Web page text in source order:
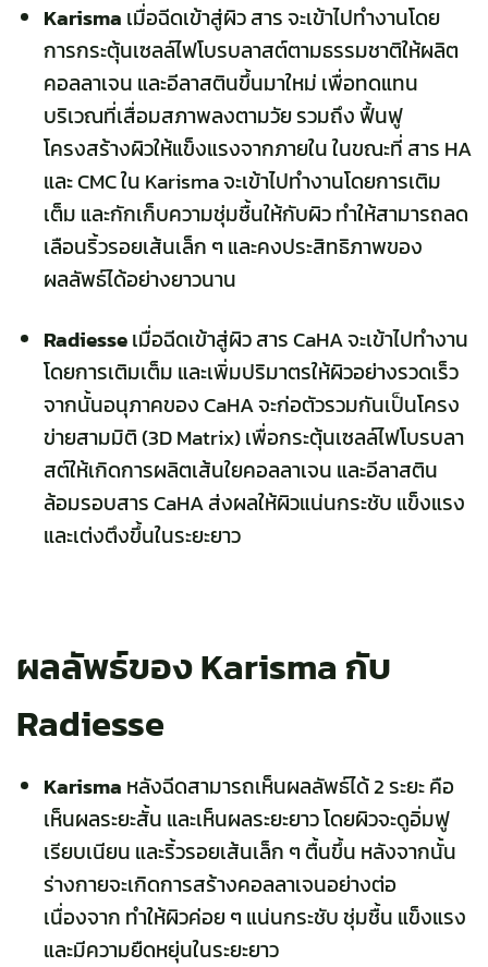
Karisma เมื่อฉีดเข้าสู่ผิว สาร จะเข้าไปทำงานโดย
การกระตุ้นเซลล์ไฟโบรบลาสต์ตามธรรมชาติให้ผลิต
คอลลาเจน และอีลาสตินขึ้นมาใหม่ เพื่อทดแทน
บริเวณที่เสื่อมสภาพลงตามวัย รวมถึง ฟื้นฟู
โครงสร้างผิวให้แข็งแรงจากภายใน ในขณะที่ สาร HA
และ CMC ใน Karisma จะเข้าไปทำงานโดยการเติม
เต็ม และกักเก็บความชุ่มชื้นให้กับผิว ทำให้สามารถลด
เลือนริ้วรอยเส้นเล็ก ๆ และคงประสิทธิภาพของ
ผลลัพธ์ได้อย่างยาวนาน
Radiesseเมื่อฉีดเข้าสู่ผิว สาร CaHA จะเข้าไปทำงาน
โดยการเติมเต็ม และเพิ่มปริมาตรให้ผิวอย่างรวดเร็ว
จากนั้นอนุภาคของ CaHA จะก่อตัวรวมกันเป็นโครง
ข่ายสามมิติ (3D Matrix) เพื่อกระตุ้นเซลล์ไฟโบรบลา
สต์ให้เกิดการผลิตเส้นใยคอลลาเจน และอีลาสติน
ล้อมรอบสาร CaHA ส่งผลให้ผิวแน่นกระชับ แข็งแรง
และเต่งตึงขึ้นในระยะยาว
ผลลัพธ์ของ Karisma กับ
Radiesse
Karisma หลังฉีดสามารถเห็นผลลัพธ์ได้ 2 ระยะ คือ
เห็นผลระยะสั้น และเห็นผลระยะยาว โดยผิวจะดูอิ่มฟู
เรียบเนียน และริ้วรอยเส้นเล็ก ๆ ตื้นขึ้น หลังจากนั้น
ร่างกายจะเกิดการสร้างคอลลาเจนอย่างต่อ
เนื่องจาก ทำให้ผิวค่อย ๆ แน่นกระชับ ชุ่มชื้น แข็งแรง
และมีความยืดหยุ่นในระยะยาว